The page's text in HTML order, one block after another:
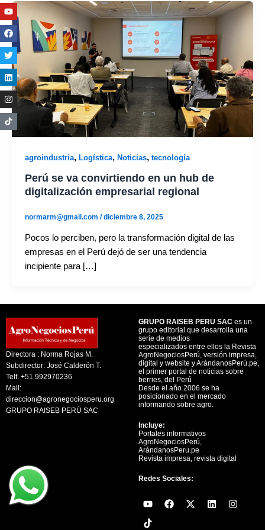
agroindustria, Logística, Noticias, tecnología
Perú se va convirtiendo en un hub de
digitalización empresarial regional
normarm@gmail.com /diciembre 8, 2025
Pocos lo perciben, pero la transformación digital de las
empresas en el Perú dejó de ser una tendencia
incipiente para […]
Directora : Norma Rojas M.
Subdirector: José Calderón T.
Telf. +51 992970236
Mail:
direccion@agronegociosperu.org
GRUPO RAISEB PERÚ SAC
GRUPO RAISEB PERU SAC es un
grupo editorial que desarrolla una
serie de medios
especializados entre ellos la Revista
AgroNegociosPerú, versión impresa,
digital y website y ArándanosPerú.pe,
el primer portal de noticias sobre
berries, del Perú
Desde el año 2006 se ha
posicionado en el mercado
informando sobre agro.
Incluye:
Portales informativos
AgroNegociosPerú,
ArándanosPeru.pe
Revista impresa, revista digital
Redes Sociales:
Y
o
u
t
F
a
X
-
L
i
I
n
Youtube
Facebook
Twitter
Linkedin
Instagram